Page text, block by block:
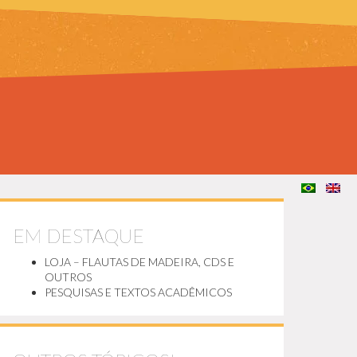
EM DESTAQUE
LOJA – FLAUTAS DE MADEIRA, CDS E
OUTROS
PESQUISAS E TEXTOS ACADÊMICOS